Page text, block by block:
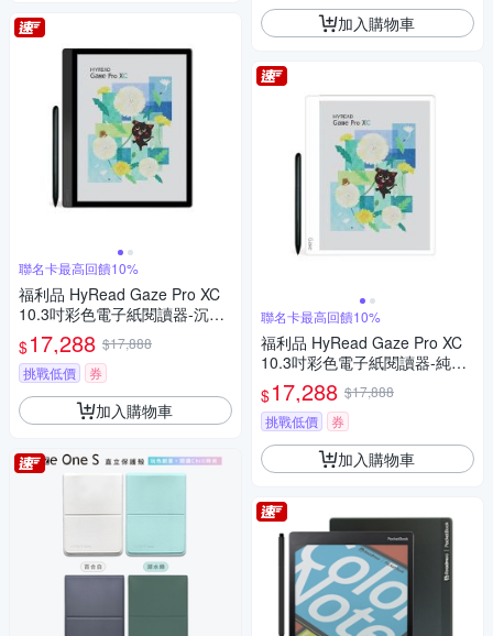
聯名卡最高回饋10%
福利品 HyRead Gaze Pro XC
10.3吋彩色電子紙閱讀器-沉穩
黑
$17,288 $17,888
挑戰低價
券
加入購物車
加入購物車
聯名卡最高回饋10%
福利品 HyRead Gaze Pro XC
10.3吋彩色電子紙閱讀器-純淨
白
$17,288 $17,888
挑戰低價
券
加入購物車